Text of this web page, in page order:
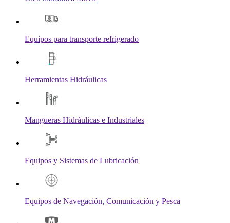
Equipos para transporte refrigerado
Herramientas Hidráulicas
Mangueras Hidráulicas e Industriales
Equipos y Sistemas de Lubricación
Equipos de Navegación, Comunicación y Pesca